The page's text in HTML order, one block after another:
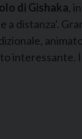
di Gishaka,
a distanza’.
interessante.